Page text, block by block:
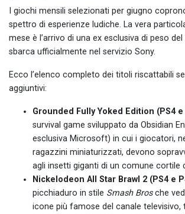
I giochi mensili selezionati per giugno
spettro di esperienze ludiche. La vera
mese è l’arrivo di una ex esclusiva di peso
sbarca ufficialmente nel servizio Sony.
Ecco l’elenco completo dei titoli riscattabili
aggiuntivi:
Grounded Fully Yoked Edition (PS4 e
survival game sviluppato da Obsidian
esclusiva Microsoft) in cui i giocatori,
ragazzini miniaturizzati, devono
agli insetti giganti di un comune cortile
Nickelodeon All Star Brawl 2 (PS4 e
picchiaduro in stile Smash Brosche
icone più famose del canale televisivo,